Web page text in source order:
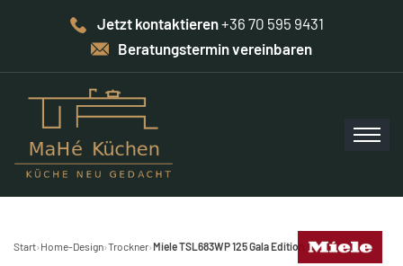
Jetzt kontaktieren+36 70 595 9431
Beratungstermin vereinbaren
Start› Home-Design›Trockner›Miele TSL683WP 125 Gala Edition